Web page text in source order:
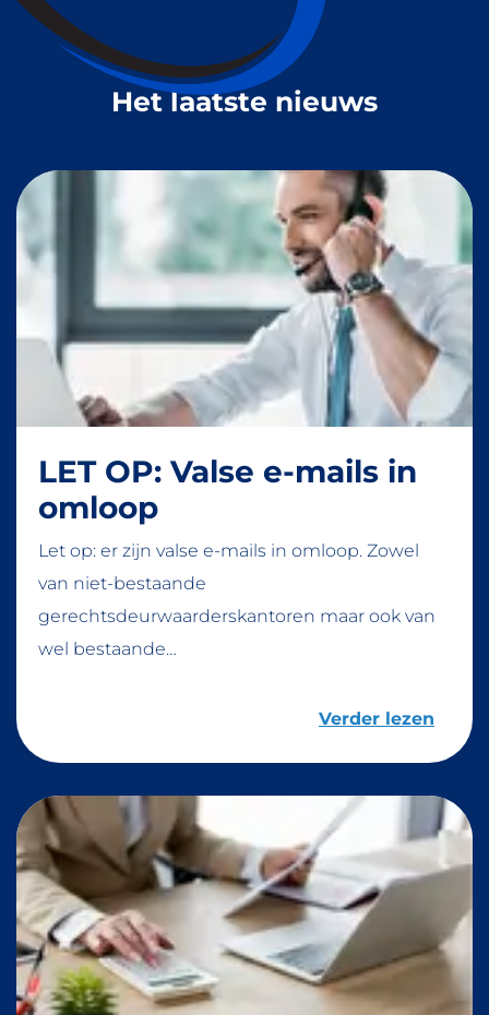
Het laatste nieuws
LET OP: Valse e-mails in
omloop
Let op: er zijn valse e-mails in omloop. Zowel
van niet-bestaande
gerechtsdeurwaarderskantoren maar ook van
wel bestaande…
Verder lezen